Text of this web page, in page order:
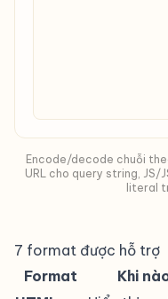
Encode/decode chuỗi
URL cho query string, JS/
literal
7 format được hỗ trợ
Format
Khi